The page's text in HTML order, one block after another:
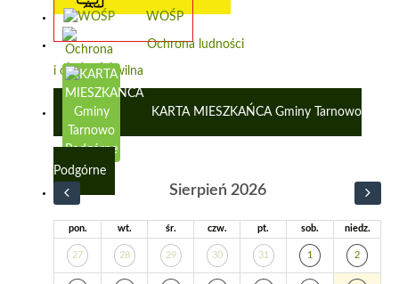
WOŚP
Ochrona ludności
i obrona cywilna
KARTA MIESZKAŃCA Gminy Tarnowo
Podgórne
Sierpień 2026
pon. wt. śr. czw. pt. sob. niedz.
27 28 29 30 31 1 2